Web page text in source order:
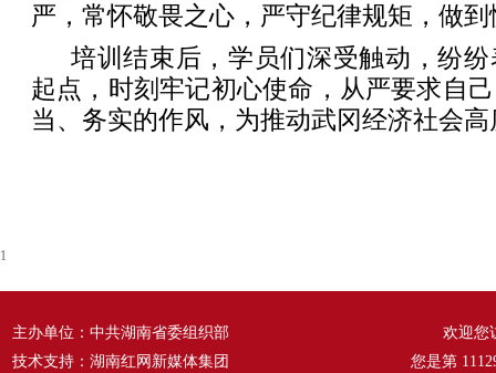
严，常怀敬畏之心，严守纪律规矩，做
培训结束后，学员们深受触动，纷
起点，时刻牢记初心使命，从严要求自
当、务实的作风，为推动武冈经济社会
1
主办单位：中共湖南省委组织部
技术支持：湖南红网新媒体集团
欢迎您
您是第